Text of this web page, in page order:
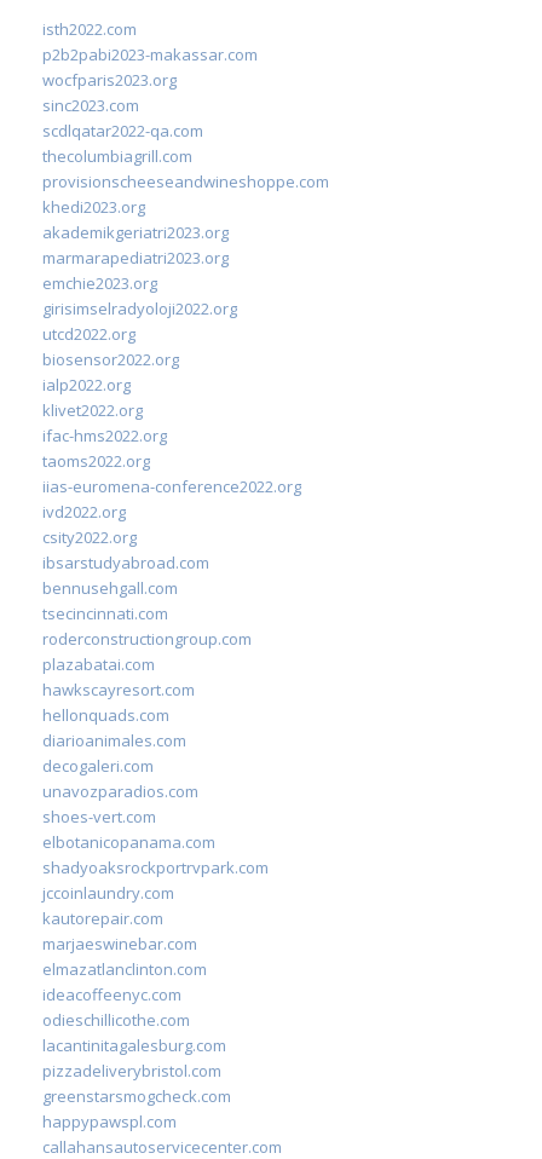
isth2022.com
p2b2pabi2023-makassar.com
wocfparis2023.org
sinc2023.com
scdlqatar2022-qa.com
thecolumbiagrill.com
provisionscheeseandwineshoppe.com
khedi2023.org
akademikgeriatri2023.org
marmarapediatri2023.org
emchie2023.org
girisimselradyoloji2022.org
utcd2022.org
biosensor2022.org
ialp2022.org
klivet2022.org
ifac-hms2022.org
taoms2022.org
iias-euromena-conference2022.org
ivd2022.org
csity2022.org
ibsarstudyabroad.com
bennusehgall.com
tsecincinnati.com
roderconstructiongroup.com
plazabatai.com
hawkscayresort.com
hellonquads.com
diarioanimales.com
decogaleri.com
unavozparadios.com
shoes-vert.com
elbotanicopanama.com
shadyoaksrockportrvpark.com
jccoinlaundry.com
kautorepair.com
marjaeswinebar.com
elmazatlanclinton.com
ideacoffeenyc.com
odieschillicothe.com
lacantinitagalesburg.com
pizzadeliverybristol.com
greenstarsmogcheck.com
happypawspl.com
callahansautoservicecenter.com